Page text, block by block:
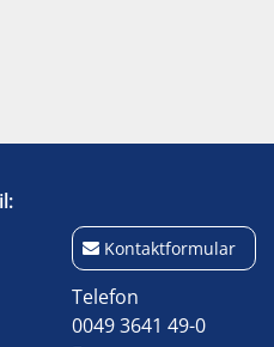
Kontaktformular
Telefon
0049 3641 49-0